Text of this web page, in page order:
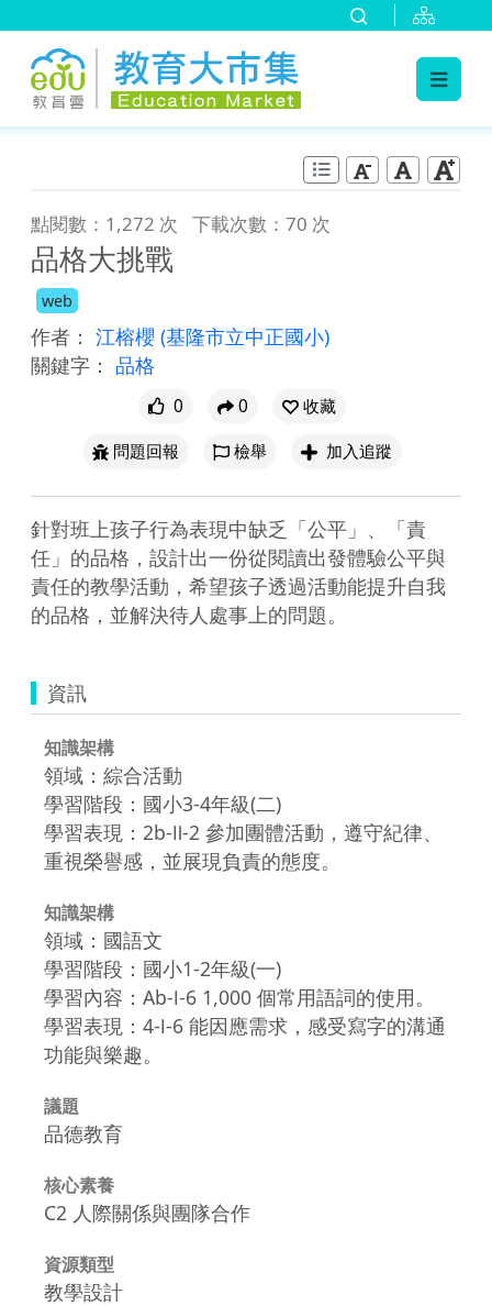
點閱數：1,272 次 下載次數：70 次
品格大挑戰
web
作者： 江榕櫻 (基隆市立中正國小)
關鍵字： 品格
0 0
收藏
問題回報
檢舉 加入追蹤
針對班上孩子行為表現中缺乏「公平」、「責
任」的品格，設計出一份從閱讀出發體驗公平與
責任的教學活動，希望孩子透過活動能提升自我
的品格，並解決待人處事上的問題。
資訊
知識架構
領域：綜合活動
學習階段：國小3-4年級(二)
學習表現：2b-Ⅱ-2 參加團體活動，遵守紀律、
重視榮譽感，並展現負責的態度。
知識架構
領域：國語文
學習階段：國小1-2年級(一)
學習內容：Ab-Ⅰ-6 1,000 個常用語詞的使用。
學習表現：4-Ⅰ-6 能因應需求，感受寫字的溝通
功能與樂趣。
議題
品德教育
核心素養
C2 人際關係與團隊合作
資源類型
教學設計